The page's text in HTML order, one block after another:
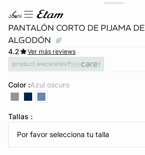
ahora
joani
PANTALÓN CORTO DE PIJAMA DE
ALGODÓN
4.2
Ver más reviews
product.wecaretext
Color : azul oscuro
Tallas :
Por favor selecciona tu talla